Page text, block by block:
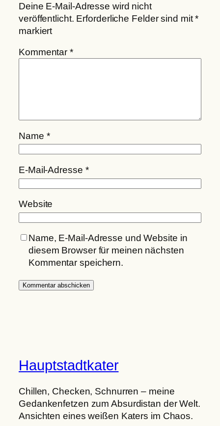
Deine E-Mail-Adresse wird nicht
veröffentlicht. Erforderliche Felder sind mit*
markiert
Kommentar*
Name *
E-Mail-Adresse *
Website
Name, E-Mail-Adresse und Website in
diesem Browser für meinen nächsten
Kommentar speichern.
Hauptstadtkater
Chillen, Checken, Schnurren – meine
Gedankenfetzen zum Absurdistan der Welt.
Ansichten eines weißen Katers im Chaos.